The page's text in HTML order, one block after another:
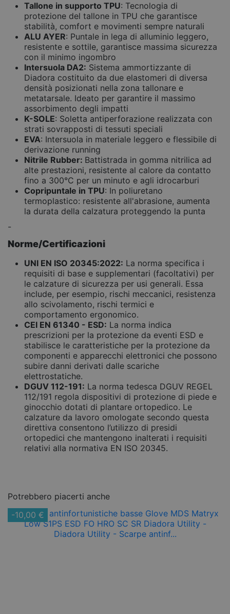
Tallone in supporto TPU: Tecnologia di
protezione del tallone in TPU che garantisce
stabilità, comfort e movimenti sempre naturali
ALU AYER: Puntale in lega di alluminio leggero,
resistente e sottile, garantisce massima sicurezza
con il minimo ingombro
Intersuola DA2: Sistema ammortizzante di
Diadora costituito da due elastomeri di diversa
densità posizionati nella zona tallonare e
metatarsale. Ideato per garantire il massimo
assorbimento degli impatti
K-SOLE: Soletta antiperforazione realizzata con
strati sovrapposti di tessuti speciali
EVA: Intersuola in materiale leggero e flessibile di
derivazione running
Nitrile Rubber: Battistrada in gomma nitrilica ad
alte prestazioni, resistente al calore da contatto
fino a 300°C per un minuto e agli idrocarburi
Copripuntale in TPU: In poliuretano
termoplastico: resistente all'abrasione, aumenta
la durata della calzatura proteggendo la punta
-
Norme/Certificazioni
UNI EN ISO 20345:2022: La norma specifica i
requisiti di base e supplementari (facoltativi) per
le calzature di sicurezza per usi generali. Essa
include, per esempio, rischi meccanici, resistenza
allo scivolamento, rischi termici e
comportamento ergonomico.
CEI EN 61340 - ESD: La norma indica
prescrizioni per la protezione da eventi ESD e
stabilisce le caratteristiche per la protezione da
componenti e apparecchi elettronici che possono
subire danni derivati dalle scariche
elettrostatiche.
DGUV 112-191: La norma tedesca DGUV REGEL
112/191 regola dispositivi di protezione di piede e
ginocchio dotati di plantare ortopedico. Le
calzature da lavoro omologate secondo questa
direttiva consentono l’utilizzo di presidi
ortopedici che mantengono inalterati i requisiti
relativi alla normativa EN ISO 20345.
Potrebbero piacerti anche
-10,00 €